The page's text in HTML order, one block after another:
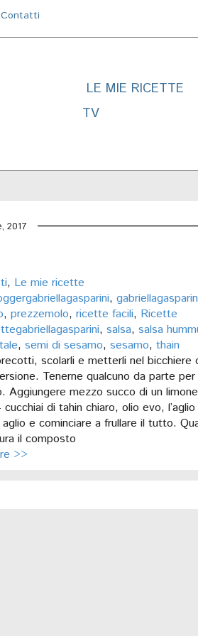
Contatti
LE MIE RICETTE
TV
2017
, Le mie ricette
,
, prezzemolo, ricette facili, Ricette
, salsa, salsa
, semi di sesamo, sesamo, thain
scolarli e metterli nel bicchiere
Tenerne qualcuno da parte
Aggiungere mezzo succo di un limone
di tahin chiaro, olio evo, l’aglio
e cominciare a frullare il tutto.
il composto
>>